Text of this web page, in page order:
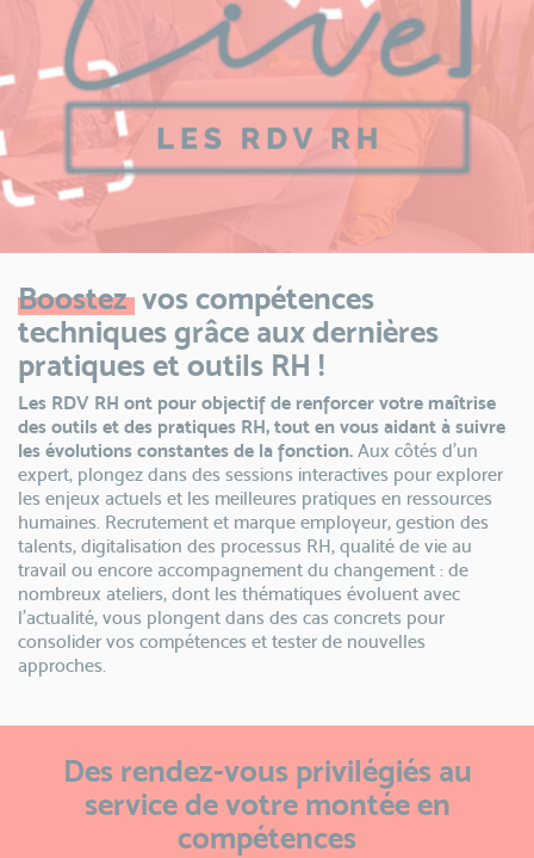
Boostezvos compétences
techniques grâce aux dernières
pratiques et outils RH !
Les RDV RH ont pour objectif de renforcer votre maîtrise
des outils et des pratiques RH, tout en vous aidant à suivre
les évolutions constantes de la fonction. Aux côtés d’un
expert, plongez dans des sessions interactives pour explorer
les enjeux actuels et les meilleures pratiques en ressources
humaines. Recrutement et marque employeur, gestion des
talents, digitalisation des processus RH, qualité de vie au
travail ou encore accompagnement du changement : de
nombreux ateliers, dont les thématiques évoluent avec
l’actualité, vous plongent dans des cas concrets pour
consolider vos compétences et tester de nouvelles
approches.
Des rendez-vous privilégiés au
service de votre montée en
compétences